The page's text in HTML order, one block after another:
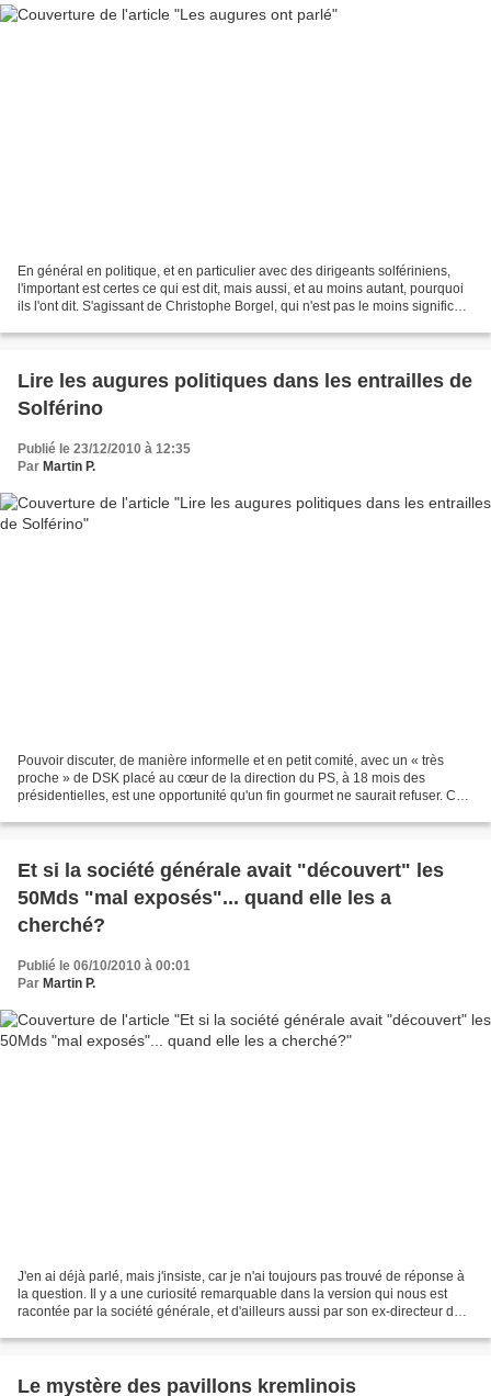
En général en politique, et en particulier avec des dirigeants solfériniens,
l'important est certes ce qui est dit, mais aussi, et au moins autant, pourquoi
ils l'ont dit. S'agissant de Christophe Borgel, qui n'est pas le moins significatif
Lire les augures politiques dans les entrailles de
Solférino
Publié le 23/12/2010 à 12:35
Par Martin P.
Pouvoir discuter, de manière informelle et en petit comité, avec un « très
proche » de DSK placé au cœur de la direction du PS, à 18 mois des
présidentielles, est une opportunité qu'un fin gourmet ne saurait refuser. Ce
Et si la société générale avait "découvert" les
50Mds "mal exposés"... quand elle les a
cherché?
Publié le 06/10/2010 à 00:01
Par Martin P.
J'en ai déjà parlé, mais j'insiste, car je n'ai toujours pas trouvé de réponse à
la question. Il y a une curiosité remarquable dans la version qui nous est
racontée par la société générale, et d'ailleurs aussi par son ex-directeur de
Le mystère des pavillons kremlinois